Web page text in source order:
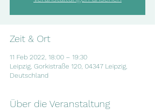
Zeit & Ort
11 Feb 2022, 18:00 – 19:30
Leipzig, Gorkistraße 120, 04347 Leipzig,
Deutschland
Über die Veranstaltung